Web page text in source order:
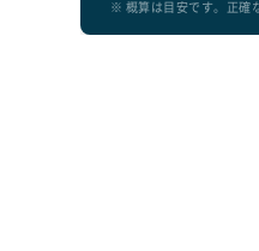
※ 概算は目安です。正確